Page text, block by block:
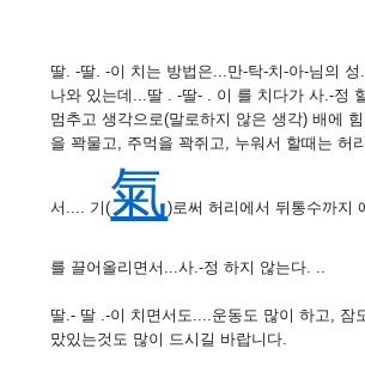
딸. -딸. -이 치는 방법은...만-탁-치-아-님의
나와 있는데...딸 . -딸- . 이 를 치다가 사.-정
멈추고 생각으로(말로하지 않은 생각) 배에
을 꽉물고, 주먹을 꽉쥐고, 누워서 할때는 허
서.... 기(氣)로써 허리에서 뒤통수까지
를 끌어올리면서...사.-정 하지 않는다. ..
딸.- 딸 .-이 치면서도....운동도 많이 하고, 잠
맜있는것도 많이 드시길 바랍니다.